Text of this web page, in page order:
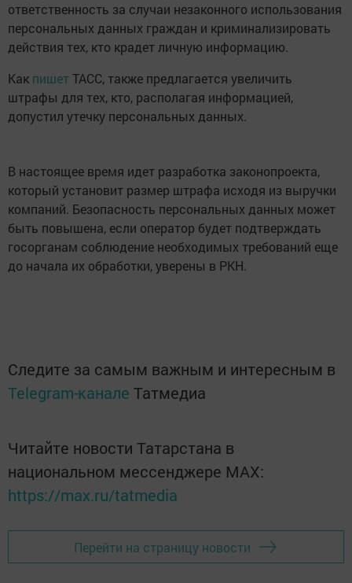
ответственность за случаи незаконного использования
персональных данных граждан и криминализировать
действия тех, кто крадет личную информацию.
Как пишетТАСС, также предлагается увеличить
штрафы для тех, кто, располагая информацией,
допустил утечку персональных данных.
В настоящее время идет разработка законопроекта,
который установит размер штрафа исходя из выручки
компаний. Безопасность персональных данных может
быть повышена, если оператор будет подтверждать
госорганам соблюдение необходимых требований еще
до начала их обработки, уверены в РКН.
Следите за самым важным и интересным в
Telegram-канале Татмедиа
Читайте новости Татарстана в
национальном мессенджере MАХ:
https://max.ru/tatmedia
Перейти на страницу новости